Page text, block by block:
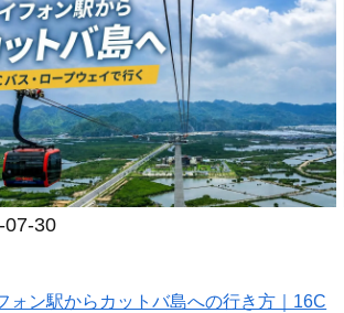
07-30
ォン駅からカットバ島への行き方｜16C